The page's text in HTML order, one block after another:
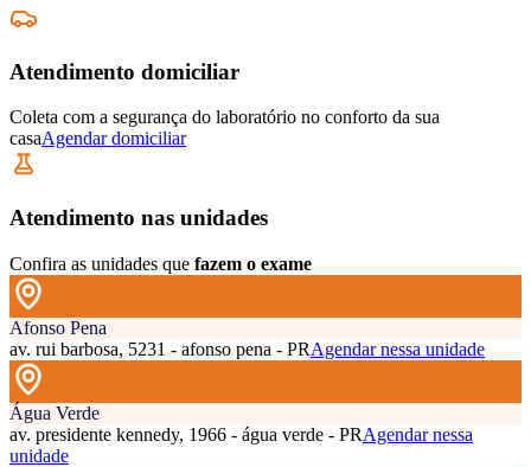
Atendimento domiciliar
Coleta com a segurança do laboratório no conforto da sua
casaAgendar domiciliar
Atendimento nas unidades
Confira as unidades que fazem o exame
Afonso Pena
av. rui barbosa, 5231 - afonso pena - PRAgendar nessa unidade
Água Verde
av. presidente kennedy, 1966 - água verde - PRAgendar nessa
unidade